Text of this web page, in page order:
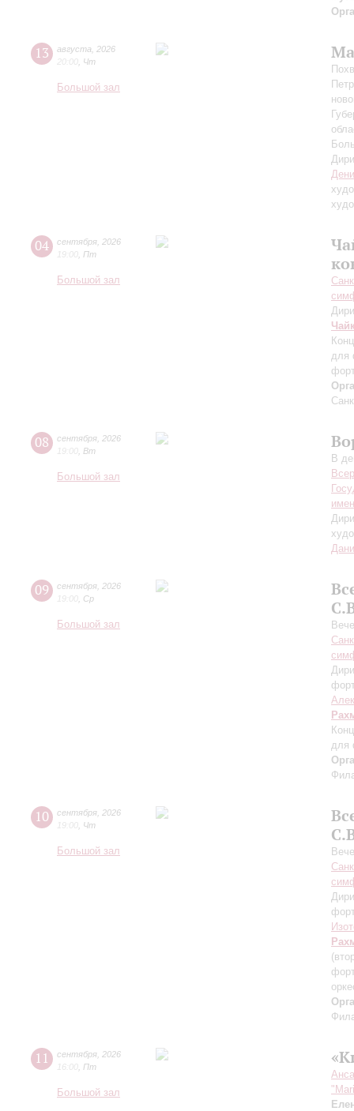
13 августа
2026
20:00 Чт
Большой зал
04 сентября 2026
19:00 Пт
Большой зал
для
08 сентября 2026
19:00 Вт
Большой зал
В
09 сентября 2026
19:00 Ср
Большой зал
для
10 сентября 2026
19:00 Чт
Большой зал
11 сентября 2026
16:00 Пт
Большой зал